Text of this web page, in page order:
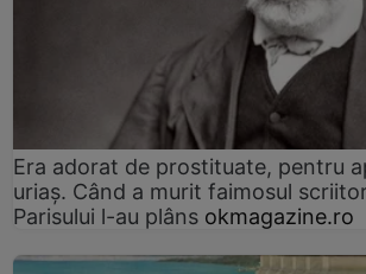
Era adorat de prostituate, pentru
uriaș. Când a murit faimosul
Parisului l-au plâns okmagazine.ro